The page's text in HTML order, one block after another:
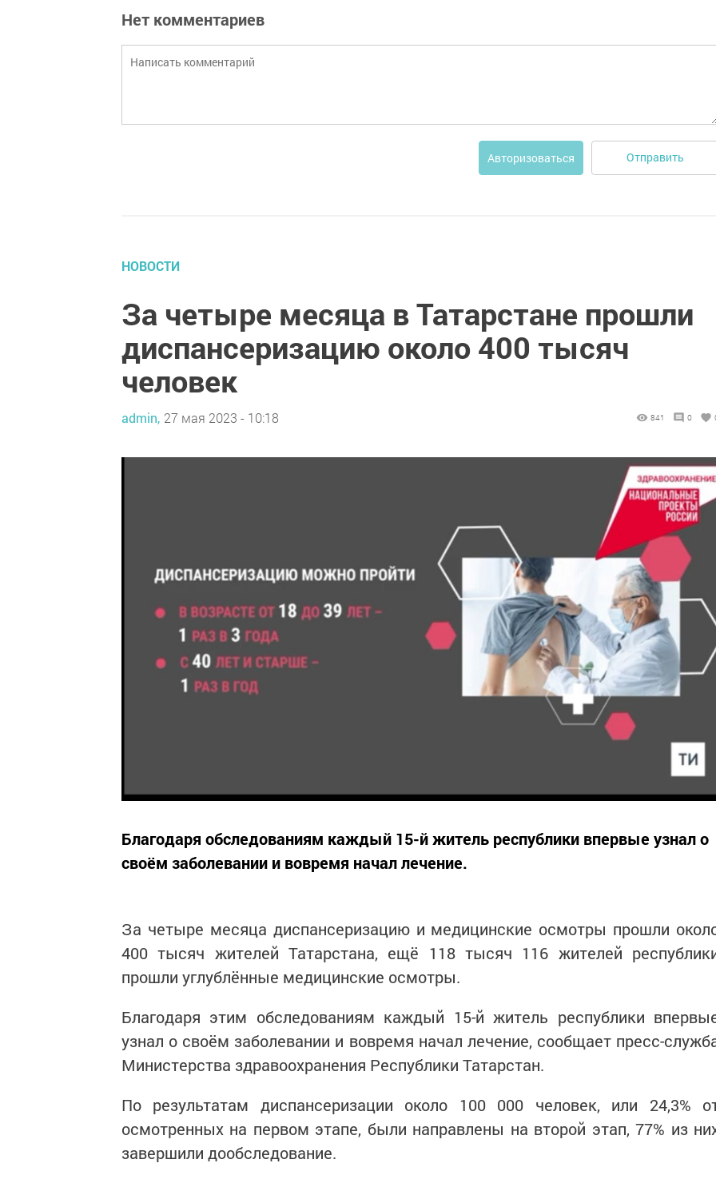
Нет комментариев
Авторизоваться Отправить
НОВОСТИ
За четыре месяца в Татарстане прошли
диспансеризацию около 400 тысяч
человек
admin, 27 мая 2023 - 10:18 841 0
Благодаря обследованиям каждый 15-й житель республики впервые узнал о
своём заболевании и вовремя начал лечение.
За четыре месяца диспансеризацию и медицинские осмотры прошли
400 тысяч жителей Татарстана, ещё 118 тысяч 116 жителей
прошли углублённые медицинские осмотры.
Благодаря этим обследованиям каждый 15-й житель республики
узнал о своём заболевании и вовремя начал лечение, сообщает пресс-
Министерства здравоохранения Республики Татарстан.
По результатам диспансеризации около 100 000 человек, или 24,3%
осмотренных на первом этапе, были направлены на второй этап, 77% из
завершили дообследование.